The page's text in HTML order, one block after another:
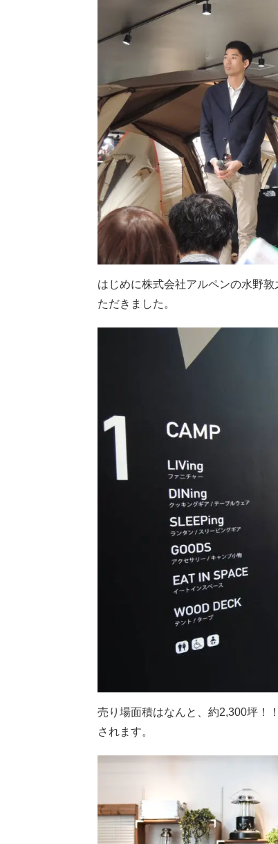
はじめに株式会社アルペンの水野
ただきました。
売り場面積はなんと、約2,300坪！
されます。